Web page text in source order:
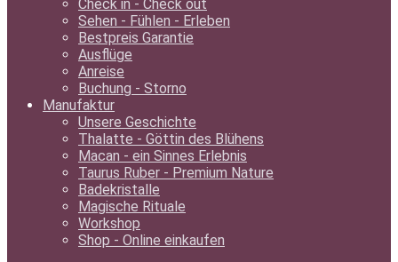
Check in - Check out
Sehen - Fühlen - Erleben
Bestpreis Garantie
Ausflüge
Anreise
Buchung - Storno
Manufaktur
Unsere Geschichte
Thalatte - Göttin des Blühens
Macan - ein Sinnes Erlebnis
Taurus Ruber - Premium Nature
Badekristalle
Magische Rituale
Workshop
Shop - Online einkaufen